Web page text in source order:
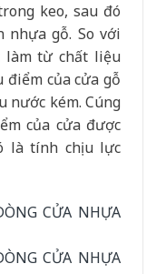
keo, sau đó
nhựa gỗ. So với
làm từ chất liệu
điểm của cửa gỗ
nước kém. Cúng
của cửa được
là tính chịu lực